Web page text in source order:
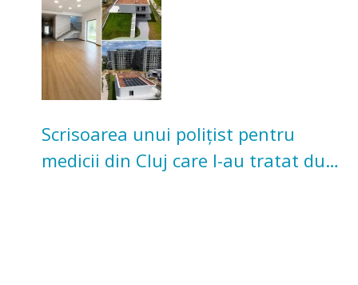
Scrisoarea unui polițist pentru
medicii din Cluj care l-au tratat după